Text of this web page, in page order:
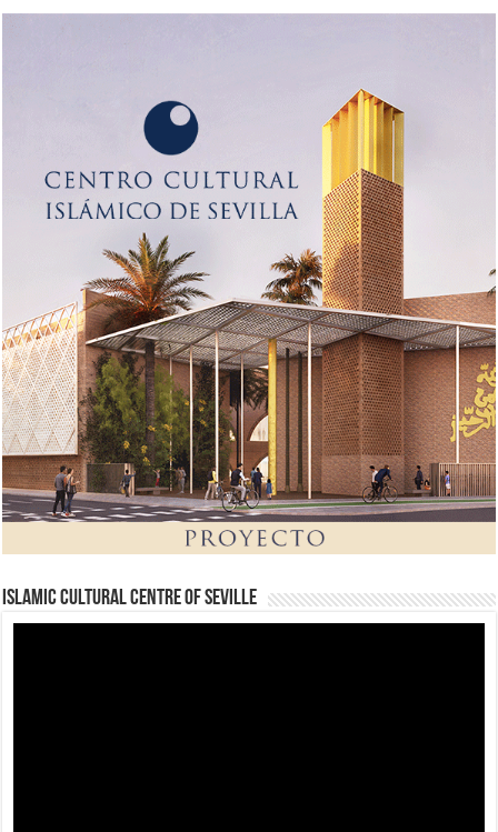
Islamic Cultural Centre of Seville